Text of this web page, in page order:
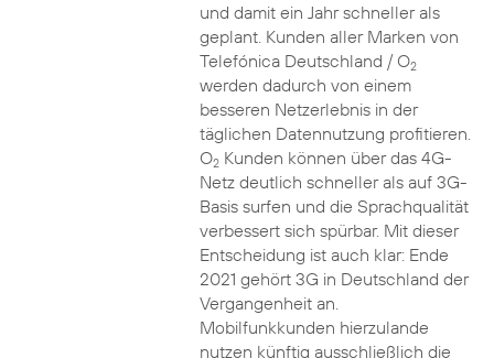
und damit ein Jahr schneller als
geplant. Kunden aller Marken von
Telefónica Deutschland / O2
werden dadurch von einem
besseren Netzerlebnis in der
täglichen Datennutzung profitieren.
O2Kunden können über das 4G-
Netz deutlich schneller als auf 3G-
Basis surfen und die Sprachqualität
verbessert sich spürbar. Mit dieser
Entscheidung ist auch klar: Ende
2021 gehört 3G in Deutschland der
Vergangenheit an.
Mobilfunkkunden hierzulande
nutzen künftig ausschließlich die